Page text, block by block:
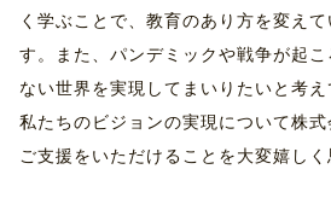
く学ぶことで、教育のあり方を変えて
す。また、パンデミックや戦争が起こ
ない世界を実現してまいりたいと考え
私たちのビジョンの実現について株式
ご支援をいただけることを大変嬉しく